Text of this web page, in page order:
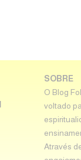
SOBRE
O Blog
voltado
Através